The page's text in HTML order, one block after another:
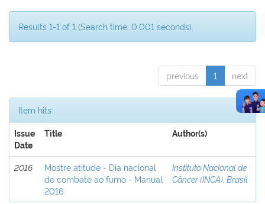
Results 1-1 of 1 (Search time: 0.001 seconds).
previous 1 next
Item hits:
Issue
Date
Title Author(s)
2016
Mostre atitude - Dia nacional
de combate ao fumo - Manual
2016
Instituto Nacional de
Câncer (INCA), Brasil